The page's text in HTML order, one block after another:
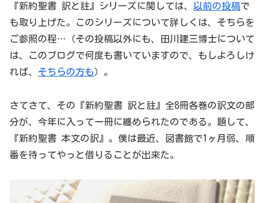
『新約聖書 訳と註』シリーズに関しては、
以前の投稿で
も取り上げた。このシリーズについて詳しくは、そちらを
ご参照の程…（その投稿以外にも、田川建三博士について
は、このブログで何度も書いていますので、もしよろしけ
れば、 そちらの方も）。
さてさて、その『新約聖書 訳と註』全8冊各巻の訳文の部
分が、今年に入って一冊に纏められたのである。題して、
『新約聖書 本文の訳』。僕は最近、図書館で1ヶ月弱、順
番を待ってやっと借りることが出来た。